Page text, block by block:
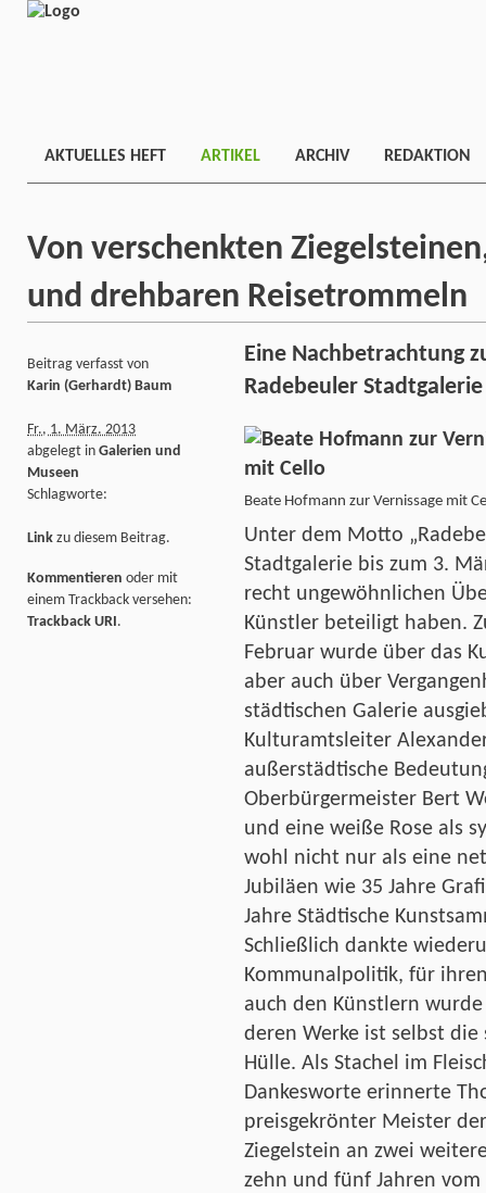
AKTUELLES HEFT ARTIKEL ARCHIV REDAKTION
Von verschenkten
und drehbaren Reisetrommeln
Eine Nachbetrachtung
Radebeuler Stadtgalerie
Beate Hofmann zur Vernissage mit
Unter dem Motto
Stadtgalerie bis zum 3.
recht ungewöhnlichen
Künstler beteiligt haben.
Februar wurde über das
aber auch über
städtischen Galerie
Kulturamtsleiter
außerstädtische
Oberbürgermeister Bert
und eine weiße Rose als
wohl nicht nur als eine
Jubiläen wie 35 Jahre
Jahre Städtische
Schließlich dankte
Kommunalpolitik, für
auch den Künstlern
deren Werke ist selbst
Hülle. Als Stachel im
Dankesworte erinnerte
preisgekrönter Meister
Ziegelstein an zwei
zehn und fünf Jahren
Beitrag verfasst von
Karin (Gerhardt) Baum
Fr., 1. März. 2013
abgelegt in Galerien und
Museen
Schlagworte:
Link zu diesem Beitrag.
Kommentieren oder mit
einem Trackback versehen:
Trackback URI.